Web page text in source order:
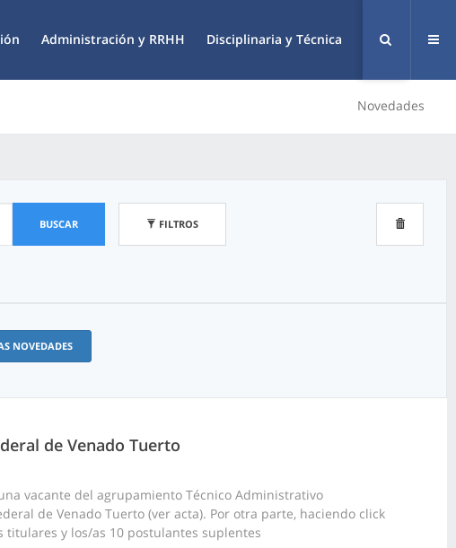
Administración y RRHH Disciplinaria y Técnica
Novedades
BUSCAR FILTROS
NOVEDADES
de Venado Tuerto
vacante del agrupamiento Técnico Administrativo
de Venado Tuerto (ver acta). Por otra parte, haciendo click
y los/as 10 postulantes suplentes